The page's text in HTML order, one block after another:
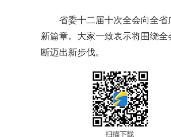
省委十二届十次全会向全
新篇章。大家一致表示将围绕
断迈出新步伐。